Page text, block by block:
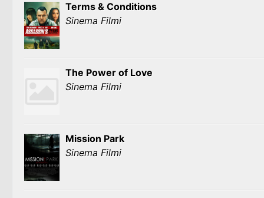
Terms & Conditions
Sinema Filmi
The Power of Love
Sinema Filmi
Mission Park
Sinema Filmi